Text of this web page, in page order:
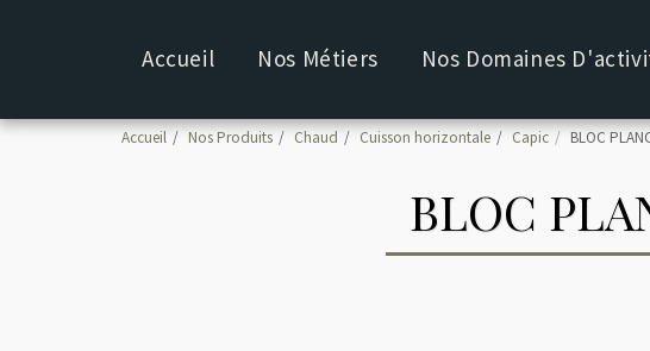
Accueil Nos Métiers Nos Domaines
Accueil Nos Produits Chaud Cuisson horizontale Capic BLOC
BLOC